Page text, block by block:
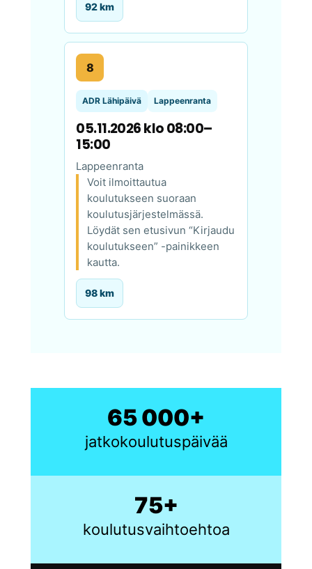
92 km
8
ADR Lähipäivä Lappeenranta
05.11.2026 klo 08:00–
15:00
Lappeenranta
Voit ilmoittautua
koulutukseen suoraan
koulutusjärjestelmässä.
Löydät sen etusivun “Kirjaudu
koulutukseen” -painikkeen
kautta.
98 km
65 000+
jatkokoulutuspäivää
75+
koulutusvaihtoehtoa